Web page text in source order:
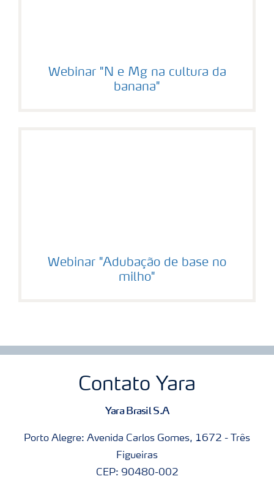
Webinar "N e Mg na cultura da
banana"
Webinar "Adubação de base no
milho"
Contato Yara
Yara Brasil S.A
Porto Alegre: Avenida Carlos Gomes, 1672 - Três
Figueiras
CEP: 90480-002